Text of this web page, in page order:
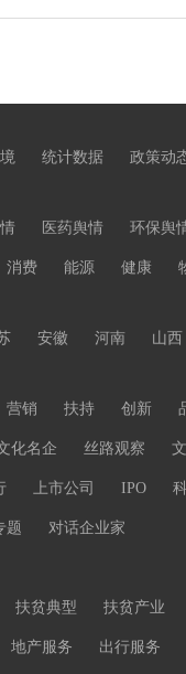
统计数据 政策动
医药舆情 环保舆
消费 能源 健康
安徽 河南 山西
营销 扶持 创新
化名企 丝路观察
上市公司 IPO
题 对话企业家
扶贫典型 扶贫产业
地产服务 出行服务